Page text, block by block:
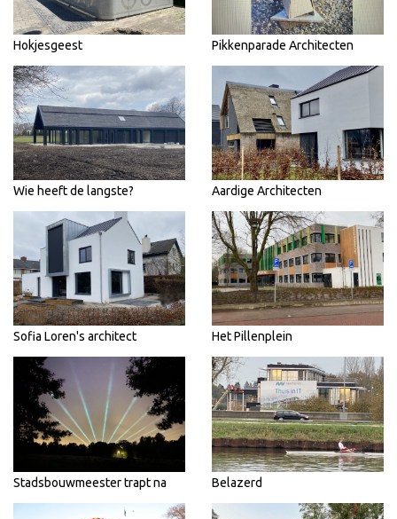
Hokjesgeest Pikkenparade Architecten
Wie heeft de langste? Aardige Architecten
Sofia Loren's architect Het Pillenplein
Stadsbouwmeester trapt na Belazerd